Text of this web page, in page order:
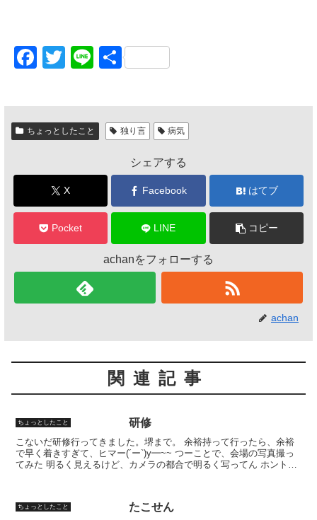
F
c
e
b
o
k
T
tt
er
Li
e
共
ちょっとしたこと 独り言 病気
シェアする
X Facebook はてブ
Pocket LINE コピー
achanをフォローする
achan
関連記事
ちょっとしたこと 研修
こないだ研修行ってきました。堺まで。 余裕持って行ったら、余裕
で早く着きすぎて、ヒマー(´ー`)y━~~ つーことで、会場の写真撮っ
てみた 明るく見えるけど、カメラの都合で明るく写ってん ホントは
ちょっとしたこと たこせん